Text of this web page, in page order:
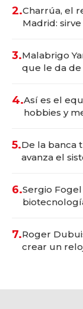
2.Charrúa, el
Madrid:
3.Malabrigo
que le da
4.Así es el
hobbies y
5.De la banca
avanza el
6.Sergio
7.Roger
crear un